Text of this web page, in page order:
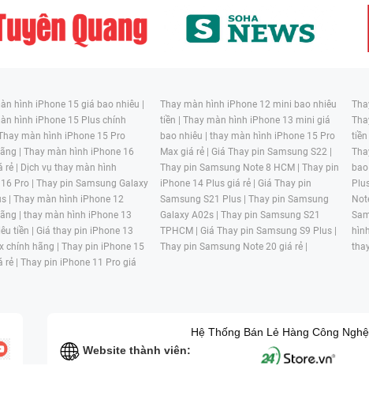
hình iPhone 15 giá bao nhiêu |
hình iPhone 15 Plus chính
màn hình iPhone 15 Pro
| Thay màn hình iPhone 16
rẻ | Dịch vụ thay màn hình
Pro | Thay pin Samsung Galaxy
| Thay màn hình iPhone 12
| thay màn hình iPhone 13
tiền | Giá thay pin iPhone 13
chính hãng | Thay pin iPhone 15
rẻ | Thay pin iPhone 11 Pro giá
Thay màn hình iPhone 12 mini bao nhiêu
tiền | Thay màn hình iPhone 13 mini giá
bao nhiêu | thay màn hình iPhone 15 Pro
Max giá rẻ | Giá Thay pin Samsung S22 |
Thay pin Samsung Note 8 HCM | Thay pin
iPhone 14 Plus giá rẻ | Giá Thay pin
Samsung S21 Plus | Thay pin Samsung
Galaxy A02s | Thay pin Samsung S21
TPHCM | Giá Thay pin Samsung S9 Plus |
Thay pin Samsung Note 20 giá rẻ |
tiền
Website thành viên:
Hệ Thống Bán Lẻ Hàng Công